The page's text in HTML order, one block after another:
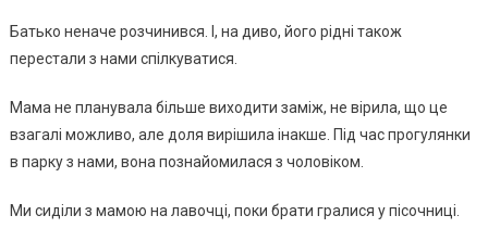
Батько неначе розчинився. І, на диво, його рідні також
перестали з нами спілкуватися.
Мама не планувала більше виходити заміж, не вірила, що це
взагалі можливо, але доля вирішила інакше. Під час прогулянки
в парку з нами, вона познайомилася з чоловіком.
Ми сиділи з мамою на лавочці, поки брати гралися у пісочниці.